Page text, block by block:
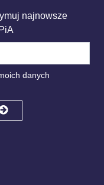
najnowsze
danych